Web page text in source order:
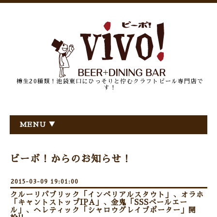
樽生20種類！池袋東口にひっそりと佇むクラフトビール専門店で
す！
MENU ▼
ビーボ！からのお知らせ！
2015-03-09 19:01:00
クルーリパブリック「インペリアルスタウト」、オラホ
「キャントストップIPA」、金鬼「SSSペールエー
ル」、ヘレティック「シャロウグレイブポーター」開